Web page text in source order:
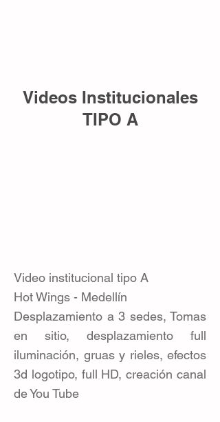
Videos Institucionales
TIPO A
Video institucional tipo A
Hot Wings - Medellín
Desplazamiento a 3 sedes, Tomas
en sitio, desplazamiento full
iluminación, gruas y rieles, efectos
3d logotipo, full HD, creación canal
de You Tube